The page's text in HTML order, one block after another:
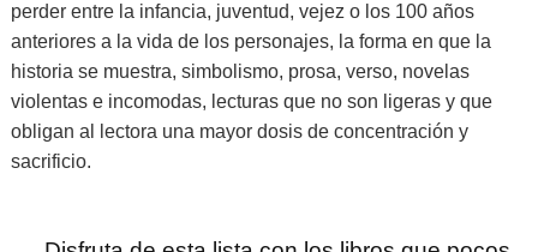
perder entre la infancia, juventud, vejez o los 100 años
anteriores a la vida de los personajes, la forma en que la
historia se muestra, simbolismo, prosa, verso, novelas
violentas e incomodas, lecturas que no son ligeras y que
obligan al lectora una mayor dosis de concentración y
sacrificio.